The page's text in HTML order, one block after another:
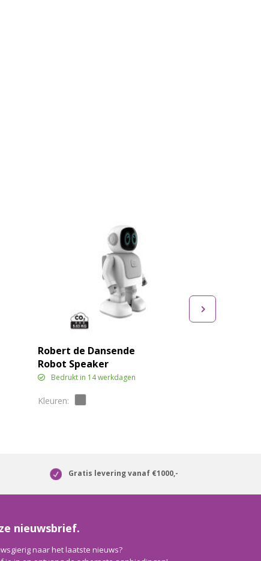
Robert de Dansende
Robot Speaker
Bedrukt in 14 werkdagen
Gratis levering vanaf €1000,-
nieuwsbrief.
naar het laatste nieuws?